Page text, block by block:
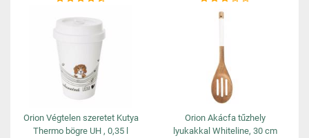
Orion Végtelen szeretet Kutya
Thermo bögre UH , 0,35 l
Orion Akácfa tűzhely
lyukakkal Whiteline, 30 cm